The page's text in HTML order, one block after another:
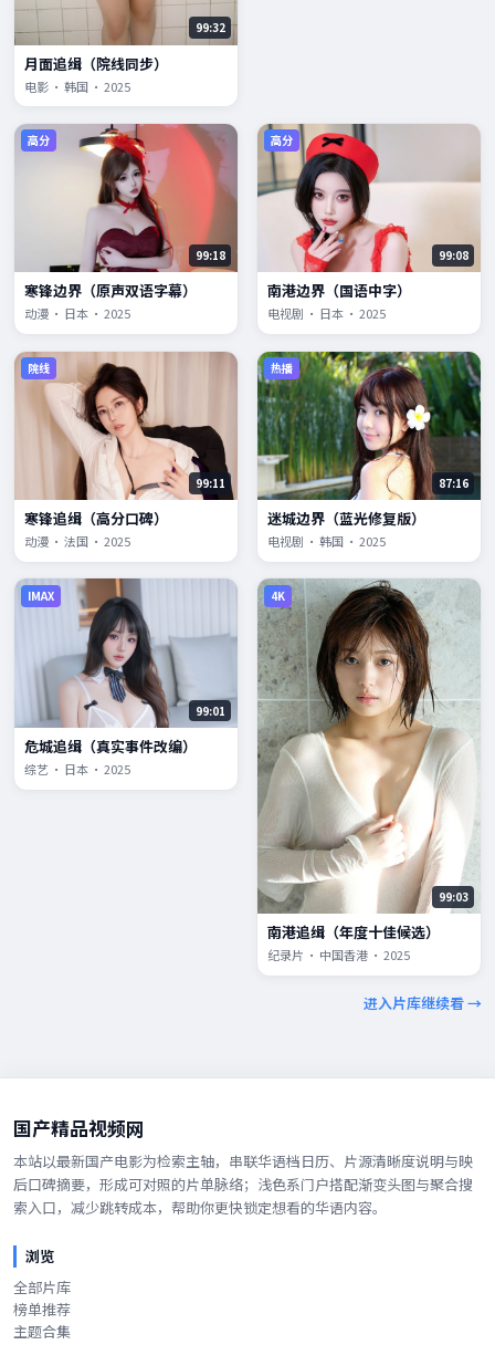
99:32
月面追缉（院线同步）
电影 · 韩国 · 2025
高分
99:18
寒锋边界（原声双语字幕）
动漫 · 日本 · 2025
高分
99:08
南港边界（国语中字）
电视剧 · 日本 · 2025
院线
99:11
寒锋追缉（高分口碑）
动漫 · 法国 · 2025
热播
87:16
迷城边界（蓝光修复版）
电视剧 · 韩国 · 2025
IMAX
99:01
危城追缉（真实事件改编）
综艺 · 日本 · 2025
4K
99:03
南港追缉（年度十佳候选）
纪录片 · 中国香港 · 2025
进入片库继续看 →
国产精品视频网
本站以最新国产电影为检索主轴，串联华语档日历、片源清晰度说明与映
后口碑摘要，形成可对照的片单脉络；浅色系门户搭配渐变头图与聚合搜
索入口，减少跳转成本，帮助你更快锁定想看的华语内容。
浏览
全部片库
榜单推荐
主题合集